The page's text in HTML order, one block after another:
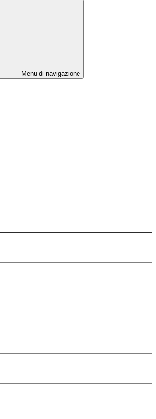
Menu di navigazione